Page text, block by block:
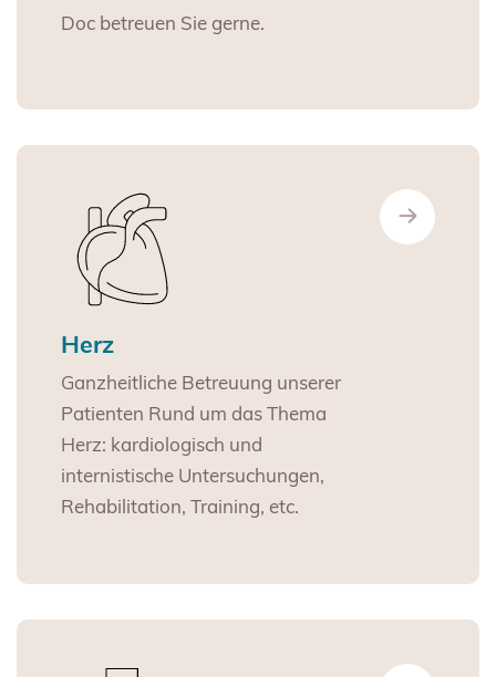
Doc betreuen Sie gerne.
Herz
Ganzheitliche Betreuung unserer
Patienten Rund um das Thema
Herz: kardiologisch und
internistische Untersuchungen,
Rehabilitation, Training, etc.